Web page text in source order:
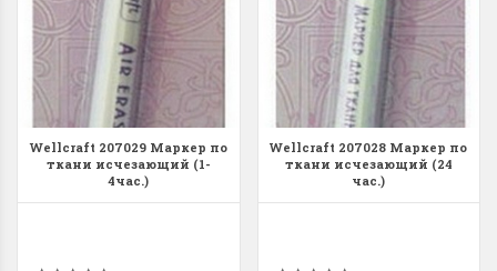
Wellcraft 207029 Маркер по
ткани исчезающий (1-
4час.)
Wellcraft 207028 Маркер по
ткани исчезающий (24
час.)